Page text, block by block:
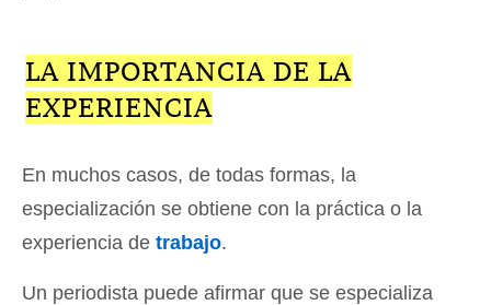
LA IMPORTANCIA DE LA
EXPERIENCIA
En muchos casos, de todas formas, la
especialización se obtiene con la práctica o la
experiencia de trabajo.
Un periodista puede afirmar que se especializa